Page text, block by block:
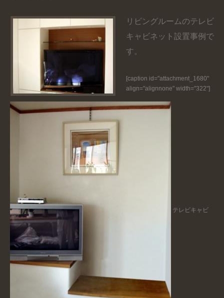
リビングルームのテレビ
キャビネット設置事例で
す。
[caption id="attachment_1680"
align="alignnone" width="322"]
テレビキャビ